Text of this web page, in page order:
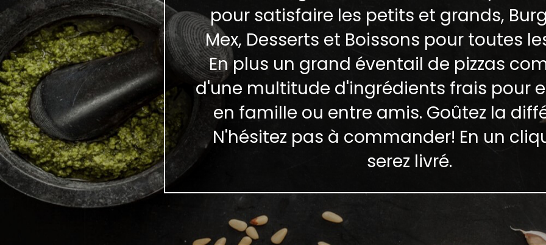
pour satisfaire les petits et grands,
Mex, Desserts et Boissons pour toutes
En plus un grand éventail de pizzas
d'une multitude d'ingrédients frais pour
en famille ou entre amis. Goûtez la
N'hésitez pas à commander! En un
serez livré.